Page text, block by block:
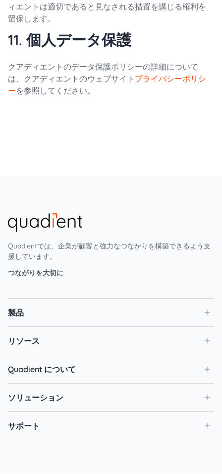
ィエントは適切であると見なされる措置を講じる権利を
留保します。
11. 個人データ保護
クアディエントのデータ保護ポリシーの詳細について
は、クアディエントのウェブサイト プライバシーポリシ
ーを参照してください。
Quadientでは、企業が顧客と強力なつながりを構築できるよう支
援しています。
つながりを大切に
製品
リソース
Quadient について
ソリューション
サポート